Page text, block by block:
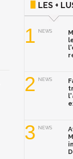
LES +
1 NEWS
2 NEWS
3 NEWS